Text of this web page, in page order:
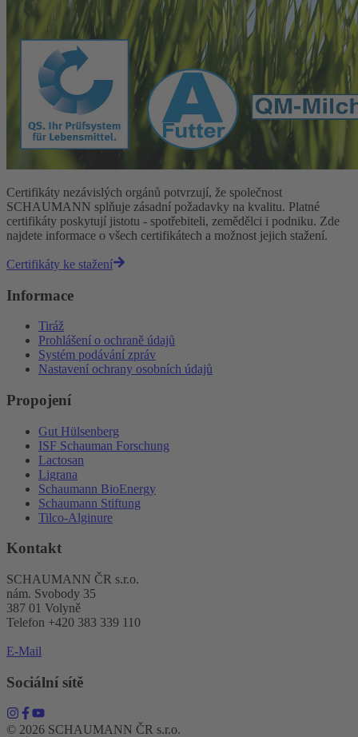
Certifikáty nezávislých orgánů potvrzují, že společnost
SCHAUMANN splňuje zásadní požadavky na kvalitu. Platné
certifikáty poskytují jistotu - spotřebiteli, zemědělci i podniku. Zde
najdete informace o všech certifikátech a možnost jejich stažení.
Certifikáty ke stažení
Informace
Tiráž
Prohlášení o ochraně údajů
Systém podávání zpráv
Nastavení ochrany osobních údajů
Propojení
Gut Hülsenberg
ISF Schauman Forschung
Lactosan
Ligrana
Schaumann BioEnergy
Schaumann Stiftung
Tilco-Alginure
Kontakt
SCHAUMANN ČR s.r.o.
nám. Svobody 35
387 01 Volyně
Telefon +420 383 339 110
E-Mail
Sociální sítě
© 2026 SCHAUMANN ČR s.r.o.